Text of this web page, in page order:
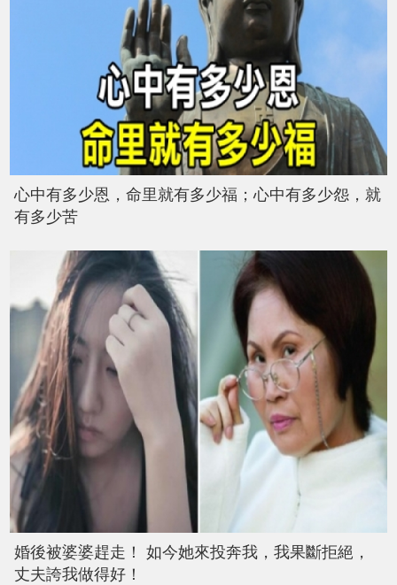
心中有多少恩，命里就有多少福；心中有多少怨，就
有多少苦
婚後被婆婆趕走！ 如今她來投奔我，我果斷拒絕，
丈夫誇我做得好！